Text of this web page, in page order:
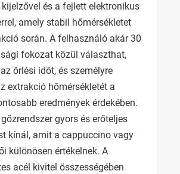
és a fejlett elektronikus
amely stabil hőmérsékletet
során. A felhasználó akár 30
fokozat közül választhat,
őrlési időt, és személyre
extrakció hőmérsékletét a
eredmények érdekében.
gyors és erőteljes
kínál, amit a cappuccino vagy
különösen értékelnek. A
acél kivitel összességében